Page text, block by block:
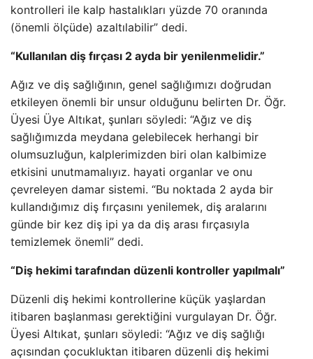
kontrolleri ile kalp hastalıkları yüzde 70 oranında
(önemli ölçüde) azaltılabilir” dedi.
“Kullanılan diş fırçası 2 ayda bir yenilenmelidir.”
Ağız ve diş sağlığının, genel sağlığımızı doğrudan
etkileyen önemli bir unsur olduğunu belirten Dr. Öğr.
Üyesi Üye Altıkat, şunları söyledi: “Ağız ve diş
sağlığımızda meydana gelebilecek herhangi bir
olumsuzluğun, kalplerimizden biri olan kalbimize
etkisini unutmamalıyız. hayati organlar ve onu
çevreleyen damar sistemi. “Bu noktada 2 ayda bir
kullandığımız diş fırçasını yenilemek, diş aralarını
günde bir kez diş ipi ya da diş arası fırçasıyla
temizlemek önemli” dedi.
“Diş hekimi tarafından düzenli kontroller yapılmalı”
Düzenli diş hekimi kontrollerine küçük yaşlardan
itibaren başlanması gerektiğini vurgulayan Dr. Öğr.
Üyesi Altıkat, şunları söyledi: “Ağız ve diş sağlığı
açısından çocukluktan itibaren düzenli diş hekimi